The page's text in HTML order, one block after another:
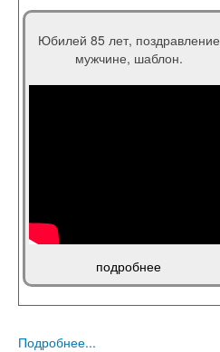
Юбилей 85 лет, поздравление
мужчине, шаблон.
подробнее
Подробнее...